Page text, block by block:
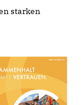
starken